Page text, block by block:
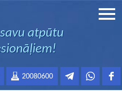
atpūtu
20080600